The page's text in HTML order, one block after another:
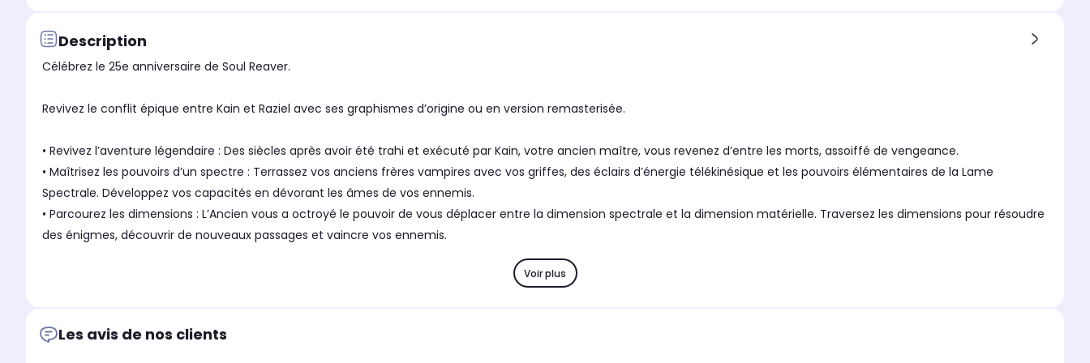
Description
Célébrez le 25e anniversaire de Soul Reaver.
Revivez le conflit épique entre Kain et Raziel avec ses graphismes d’origine ou en version remasterisée.
• Revivez l’aventure légendaire : Des siècles après avoir été trahi et exécuté par Kain, votre ancien maître, vous revenez d’entre les morts, assoiffé de vengeance.
• Maîtrisez les pouvoirs d’un spectre : Terrassez vos anciens frères vampires avec vos griffes, des éclairs d’énergie télékinésique et les pouvoirs élémentaires de la Lame
Spectrale. Développez vos capacités en dévorant les âmes de vos ennemis.
• Parcourez les dimensions : L’Ancien vous a octroyé le pouvoir de vous déplacer entre la dimension spectrale et la dimension matérielle. Traversez les dimensions pour résoudre
des énigmes, découvrir de nouveaux passages et vaincre vos ennemis.
Revivez le conflit épique entre Kain et Raziel avec ses graphismes d’origine ou en version remasterisée.
Voir plus
Les avis de nos clients